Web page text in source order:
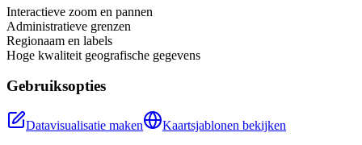
Interactieve zoom en pannen
Administratieve grenzen
Regionaam en labels
Hoge kwaliteit geografische gegevens
Gebruiksopties
Datavisualisatie maken
Kaartsjablonen bekijken